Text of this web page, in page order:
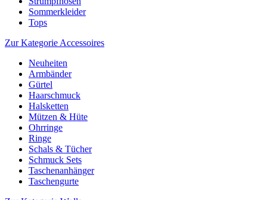
Sommerkleider
Tops
Zur Kategorie Accessoires
Neuheiten
Armbänder
Gürtel
Haarschmuck
Halsketten
Mützen & Hüte
Ohrringe
Ringe
Schals & Tücher
Schmuck Sets
Taschenanhänger
Taschengurte